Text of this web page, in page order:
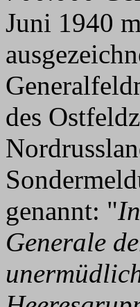
Juni 1940
des
genannt: "
Generale